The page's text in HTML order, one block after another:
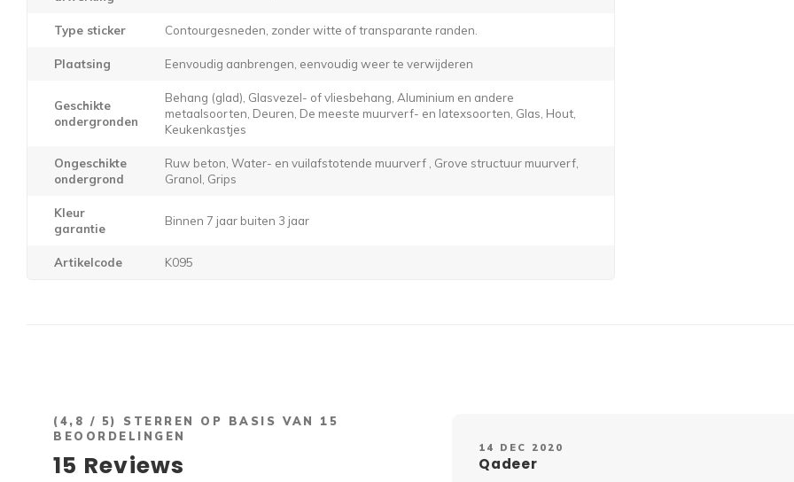
Type sticker Contourgesneden, zonder witte of transparante randen.
Plaatsing Eenvoudig aanbrengen, eenvoudig weer te verwijderen
Geschikte
ondergronden
Behang (glad), Glasvezel- of vliesbehang, Aluminium en andere
metaalsoorten, Deuren, De meeste muurverf- en latexsoorten, Glas, Hout,
Keukenkastjes
Ongeschikte
ondergrond
Ruw beton, Water- en vuilafstotende muurverf , Grove structuur muurverf,
Granol, Grips
Kleur
garantie
Binnen 7 jaar buiten 3 jaar
Artikelcode K095
(4,8 / 5) STERREN OP BASIS VAN 15
BEOORDELINGEN
15 Reviews
14 DEC 2020
Qadeer